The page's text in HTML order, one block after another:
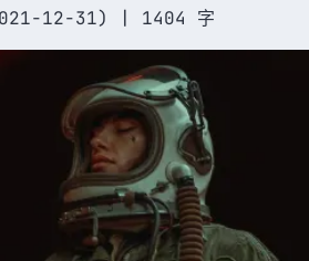
12-31) 1404 字